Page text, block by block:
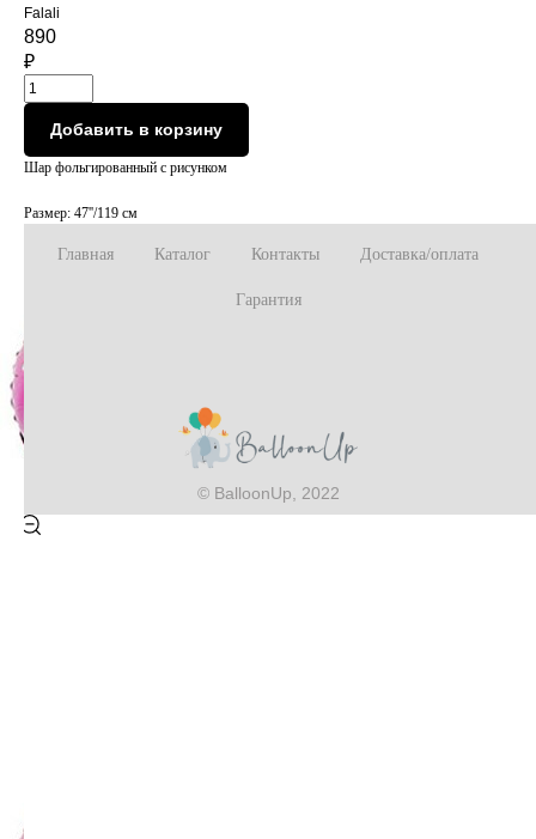
Falali
890
₽
Добавить в корзину
Шар фольгированный с рисунком
Размер: 47''/119 см
Главная Каталог Контакты Доставка/оплата
Гарантия
© BalloonUp, 2022